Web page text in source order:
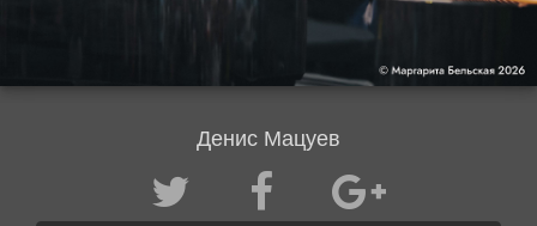
Денис Мацуев